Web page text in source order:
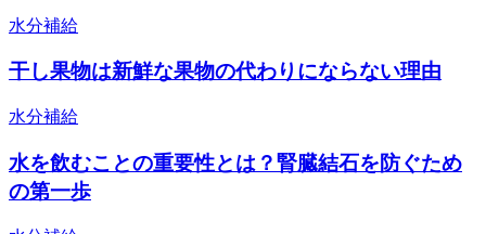
水分補給
干し果物は新鮮な果物の代わりにならない理由
水分補給
水を飲むことの重要性とは？腎臓結石を防ぐため
の第一歩